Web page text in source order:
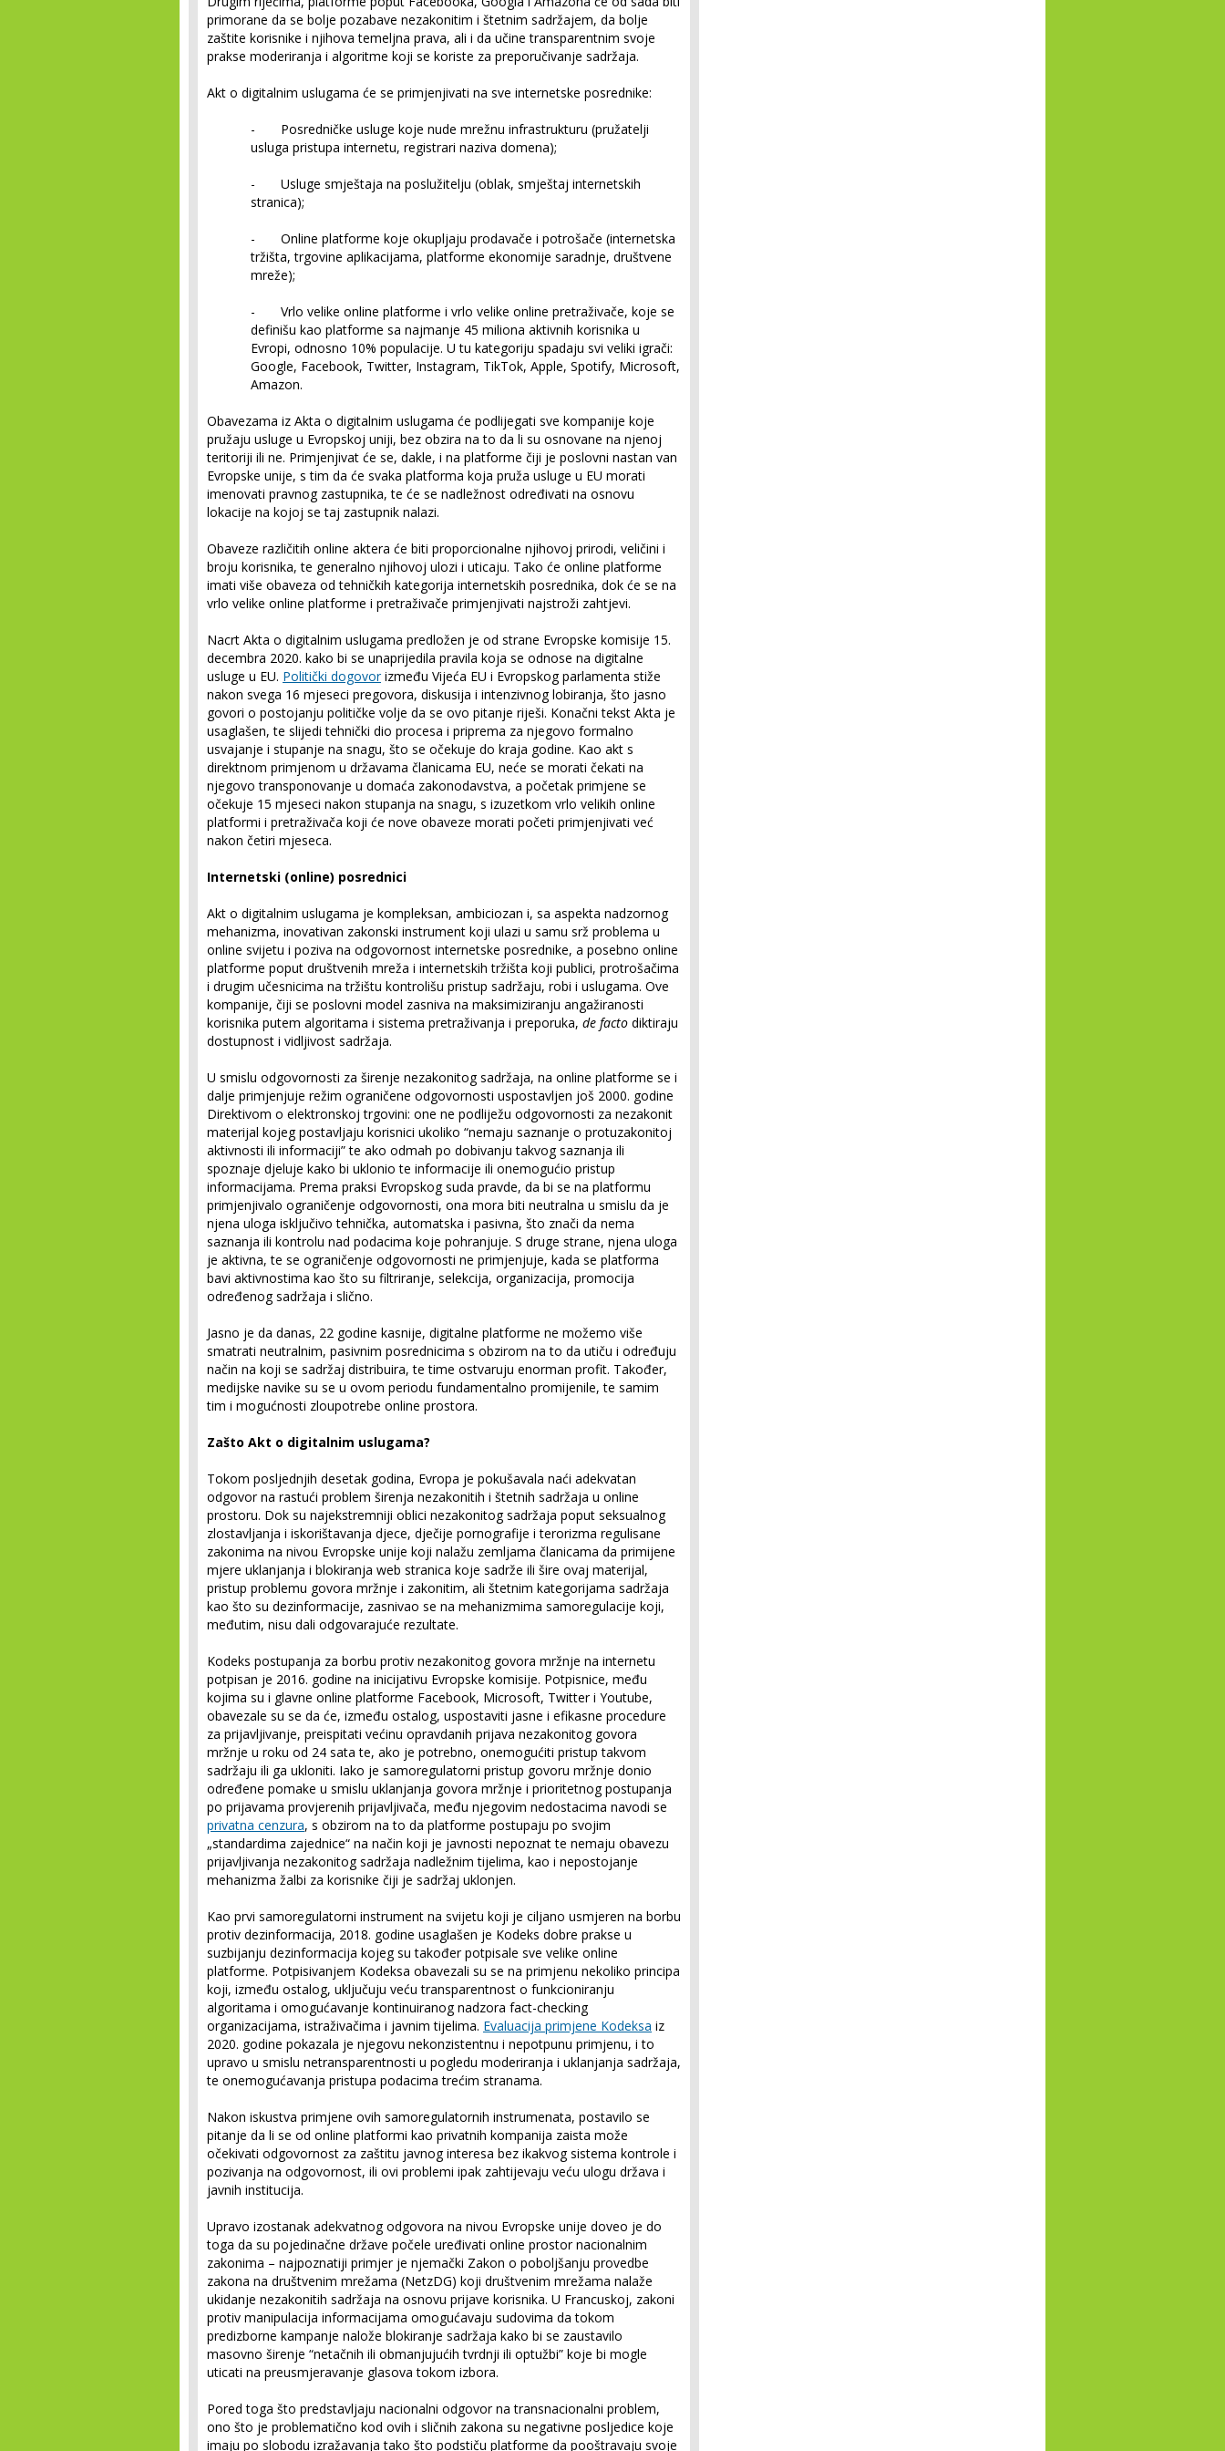
primorane da se bolje pozabave nezakonitim i štetnim sadržajem, da bolje
zaštite korisnike i njihova temeljna prava, ali i da učine transparentnim svoje
prakse moderiranja i algoritme koji se koriste za preporučivanje sadržaja.
Akt o digitalnim uslugama će se primjenjivati na sve internetske posrednike:
- Posredničke usluge koje nude mrežnu infrastrukturu (pružatelji
usluga pristupa internetu, registrari naziva domena);
- Usluge smještaja na poslužitelju (oblak, smještaj internetskih
stranica);
- Online platforme koje okupljaju prodavače i potrošače (internetska
tržišta, trgovine aplikacijama, platforme ekonomije saradnje, društvene
mreže);
- Vrlo velike online platforme i vrlo velike online pretraživače, koje se
definišu kao platforme sa najmanje 45 miliona aktivnih korisnika u
Evropi, odnosno 10% populacije. U tu kategoriju spadaju svi veliki igrači:
Google, Facebook, Twitter, Instagram, TikTok, Apple, Spotify, Microsoft,
Amazon.
Obavezama iz Akta o digitalnim uslugama će podlijegati sve kompanije koje
pružaju usluge u Evropskoj uniji, bez obzira na to da li su osnovane na njenoj
teritoriji ili ne. Primjenjivat će se, dakle, i na platforme čiji je poslovni nastan van
Evropske unije, s tim da će svaka platforma koja pruža usluge u EU morati
imenovati pravnog zastupnika, te će se nadležnost određivati na osnovu
lokacije na kojoj se taj zastupnik nalazi.
Obaveze različitih online aktera će biti proporcionalne njihovoj prirodi, veličini i
broju korisnika, te generalno njihovoj ulozi i uticaju. Tako će online platforme
imati više obaveza od tehničkih kategorija internetskih posrednika, dok će se na
vrlo velike online platforme i pretraživače primjenjivati najstroži zahtjevi.
Nacrt Akta o digitalnim uslugama predložen je od strane Evropske komisije 15.
decembra 2020. kako bi se unaprijedila pravila koja se odnose na digitalne
usluge u EU. Politički dogovorizmeđu Vijeća EU i Evropskog parlamenta stiže
nakon svega 16 mjeseci pregovora, diskusija i intenzivnog lobiranja, što jasno
govori o postojanju političke volje da se ovo pitanje riješi. Konačni tekst Akta je
usaglašen, te slijedi tehnički dio procesa i priprema za njegovo formalno
usvajanje i stupanje na snagu, što se očekuje do kraja godine. Kao akt s
direktnom primjenom u državama članicama EU, neće se morati čekati na
njegovo transponovanje u domaća zakonodavstva, a početak primjene se
očekuje 15 mjeseci nakon stupanja na snagu, s izuzetkom vrlo velikih online
platformi i pretraživača koji će nove obaveze morati početi primjenjivati već
nakon četiri mjeseca.
Internetski (online) posrednici
Akt o digitalnim uslugama je kompleksan, ambiciozan i, sa aspekta nadzornog
mehanizma, inovativan zakonski instrument koji ulazi u samu srž problema u
online svijetu i poziva na odgovornost internetske posrednike, a posebno online
platforme poput društvenih mreža i internetskih tržišta koji publici, protrošačima
i drugim učesnicima na tržištu kontrolišu pristup sadržaju, robi i uslugama. Ove
kompanije, čiji se poslovni model zasniva na maksimiziranju angažiranosti
korisnika putem algoritama i sistema pretraživanja i preporuka, de facto diktiraju
dostupnost i vidljivost sadržaja.
U smislu odgovornosti za širenje nezakonitog sadržaja, na online platforme se i
dalje primjenjuje režim ograničene odgovornosti uspostavljen još 2000. godine
Direktivom o elektronskoj trgovini: one ne podliježu odgovornosti za nezakonit
materijal kojeg postavljaju korisnici ukoliko “nemaju saznanje o protuzakonitoj
aktivnosti ili informaciji” te ako odmah po dobivanju takvog saznanja ili
spoznaje djeluje kako bi uklonio te informacije ili onemogućio pristup
informacijama. Prema praksi Evropskog suda pravde, da bi se na platformu
primjenjivalo ograničenje odgovornosti, ona mora biti neutralna u smislu da je
njena uloga isključivo tehnička, automatska i pasivna, što znači da nema
saznanja ili kontrolu nad podacima koje pohranjuje. S druge strane, njena uloga
je aktivna, te se ograničenje odgovornosti ne primjenjuje, kada se platforma
bavi aktivnostima kao što su filtriranje, selekcija, organizacija, promocija
određenog sadržaja i slično.
Jasno je da danas, 22 godine kasnije, digitalne platforme ne možemo više
smatrati neutralnim, pasivnim posrednicima s obzirom na to da utiču i određuju
način na koji se sadržaj distribuira, te time ostvaruju enorman profit. Također,
medijske navike su se u ovom periodu fundamentalno promijenile, te samim
tim i mogućnosti zloupotrebe online prostora.
Zašto Akt o digitalnim uslugama?
Tokom posljednjih desetak godina, Evropa je pokušavala naći adekvatan
odgovor na rastući problem širenja nezakonitih i štetnih sadržaja u online
prostoru. Dok su najekstremniji oblici nezakonitog sadržaja poput seksualnog
zlostavljanja i iskorištavanja djece, dječije pornografije i terorizma regulisane
zakonima na nivou Evropske unije koji nalažu zemljama članicama da primijene
mjere uklanjanja i blokiranja web stranica koje sadrže ili šire ovaj materijal,
pristup problemu govora mržnje i zakonitim, ali štetnim kategorijama sadržaja
kao što su dezinformacije, zasnivao se na mehanizmima samoregulacije koji,
međutim, nisu dali odgovarajuće rezultate.
Kodeks postupanja za borbu protiv nezakonitog govora mržnje na internetu
potpisan je 2016. godine na inicijativu Evropske komisije. Potpisnice, među
kojima su i glavne online platforme Facebook, Microsoft, Twitter i Youtube,
obavezale su se da će, između ostalog, uspostaviti jasne i efikasne procedure
za prijavljivanje, preispitati većinu opravdanih prijava nezakonitog govora
mržnje u roku od 24 sata te, ako je potrebno, onemogućiti pristup takvom
sadržaju ili ga ukloniti. Iako je samoregulatorni pristup govoru mržnje donio
određene pomake u smislu uklanjanja govora mržnje i prioritetnog postupanja
po prijavama provjerenih prijavljivača, među njegovim nedostacima navodi se
privatna cenzura, s obzirom na to da platforme postupaju po svojim
„standardima zajednice“ na način koji je javnosti nepoznat te nemaju obavezu
prijavljivanja nezakonitog sadržaja nadležnim tijelima, kao i nepostojanje
mehanizma žalbi za korisnike čiji je sadržaj uklonjen.
Kao prvi samoregulatorni instrument na svijetu koji je ciljano usmjeren na borbu
protiv dezinformacija, 2018. godine usaglašen je Kodeks dobre prakse u
suzbijanju dezinformacija kojeg su također potpisale sve velike online
platforme. Potpisivanjem Kodeksa obavezali su se na primjenu nekoliko principa
koji, između ostalog, uključuju veću transparentnost o funkcioniranju
algoritama i omogućavanje kontinuiranog nadzora fact-checking
organizacijama, istraživačima i javnim tijelima. Evaluacija primjene Kodeksa iz
2020. godine pokazala je njegovu nekonzistentnu i nepotpunu primjenu, i to
upravo u smislu netransparentnosti u pogledu moderiranja i uklanjanja sadržaja,
te onemogućavanja pristupa podacima trećim stranama.
Nakon iskustva primjene ovih samoregulatornih instrumenata, postavilo se
pitanje da li se od online platformi kao privatnih kompanija zaista može
očekivati odgovornost za zaštitu javnog interesa bez ikakvog sistema kontrole i
pozivanja na odgovornost, ili ovi problemi ipak zahtijevaju veću ulogu država i
javnih institucija.
Upravo izostanak adekvatnog odgovora na nivou Evropske unije doveo je do
toga da su pojedinačne države počele uređivati online prostor nacionalnim
zakonima – najpoznatiji primjer je njemački Zakon o poboljšanju provedbe
zakona na društvenim mrežama (NetzDG) koji društvenim mrežama nalaže
ukidanje nezakonitih sadržaja na osnovu prijave korisnika. U Francuskoj, zakoni
protiv manipulacija informacijama omogućavaju sudovima da tokom
predizborne kampanje nalože blokiranje sadržaja kako bi se zaustavilo
masovno širenje “netačnih ili obmanjujućih tvrdnji ili optužbi” koje bi mogle
uticati na preusmjeravanje glasova tokom izbora.
Pored toga što predstavljaju nacionalni odgovor na transnacionalni problem,
ono što je problematično kod ovih i sličnih zakona su negativne posljedice koje
imaju po slobodu izražavanja tako što podstiču platforme da pooštravaju svoje